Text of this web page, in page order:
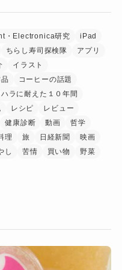
・Electronica研究
iPad
ちらし寿司探検隊
アプリ
イラスト
コーヒーの話題
ラに耐えた１０年間
レシピ
レビュー
健康診断 動画
哲学
理 旅 日経新聞
映画
し 苦情 買い物
野菜